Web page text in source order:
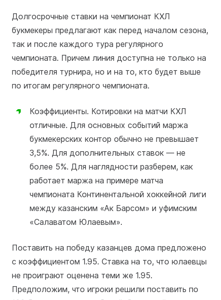
Долгосрочные ставки на чемпионат КХЛ
букмекеры предлагают как перед началом сезона,
так и после каждого тура регулярного
чемпионата. Причем линия доступна не только на
победителя турнира, но и на то, кто будет выше
по итогам регулярного чемпионата.
Коэффициенты. Котировки на матчи КХЛ
отличные. Для основных событий маржа
букмекерских контор обычно не превышает
3,5%. Для дополнительных ставок — не
более 5%. Для наглядности разберем, как
работает маржа на примере матча
чемпионата Континентальной хоккейной лиги
между казанским «Ак Барсом» и уфимским
«Салаватом Юлаевым».
Поставить на победу казанцев дома предложено
с коэффициентом 1.95. Ставка на то, что юлаевцы
не проиграют оценена теми же 1.95.
Предположим, что игроки решили поставить по